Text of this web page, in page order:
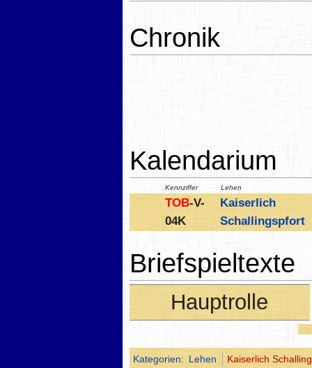
Chronik
Kalendarium
Kennziffer Lehen
TOB-V-
04K
Kaiserlich
Schallingspfort
Briefspieltexte
Hauptrolle
Kategorien: Lehen
Kaiserlich